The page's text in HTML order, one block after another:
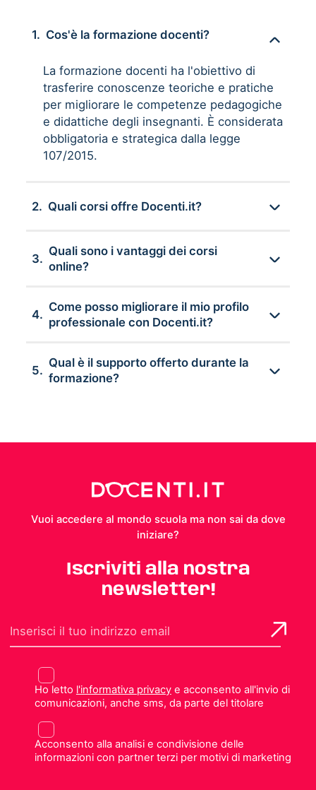
1. Cos'è la formazione docenti?
La formazione docenti ha l'obiettivo di
trasferire conoscenze teoriche e pratiche
per migliorare le competenze pedagogiche
e didattiche degli insegnanti. È considerata
obbligatoria e strategica dalla legge
107/2015.
2. Quali corsi offre Docenti.it?
3.
Quali sono i vantaggi dei corsi
online?
4.
Come posso migliorare il mio profilo
professionale con Docenti.it?
5.
Qual è il supporto offerto durante la
formazione?
Vuoi accedere al mondo scuola ma non sai da dove
iniziare?
Iscriviti alla nostra
newsletter!
Ho letto l'informativa privacye acconsento all'invio di
comunicazioni, anche sms, da parte del titolare
Acconsento alla analisi e condivisione delle
informazioni con partner terzi per motivi di marketing